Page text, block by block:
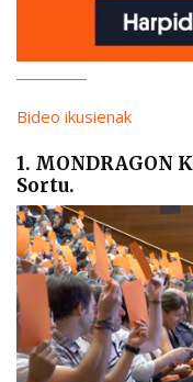
Bideo ikusienak
1. MONDRAGON
Sortu.